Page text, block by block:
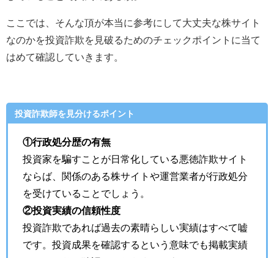
ここでは、そんな頂が本当に参考にして大丈夫な株サイト
なのかを投資詐欺を見破るためのチェックポイントに当て
はめて確認していきます。
投資詐欺師を見分けるポイント
①行政処分歴の有無
投資家を騙すことが日常化している悪徳詐欺サイト
ならば、関係のある株サイトや運営業者が行政処分
を受けていることでしょう。
②投資実績の信頼性度
投資詐欺であれば過去の素晴らしい実績はすべて嘘
です。投資成果を確認するという意味でも掲載実績